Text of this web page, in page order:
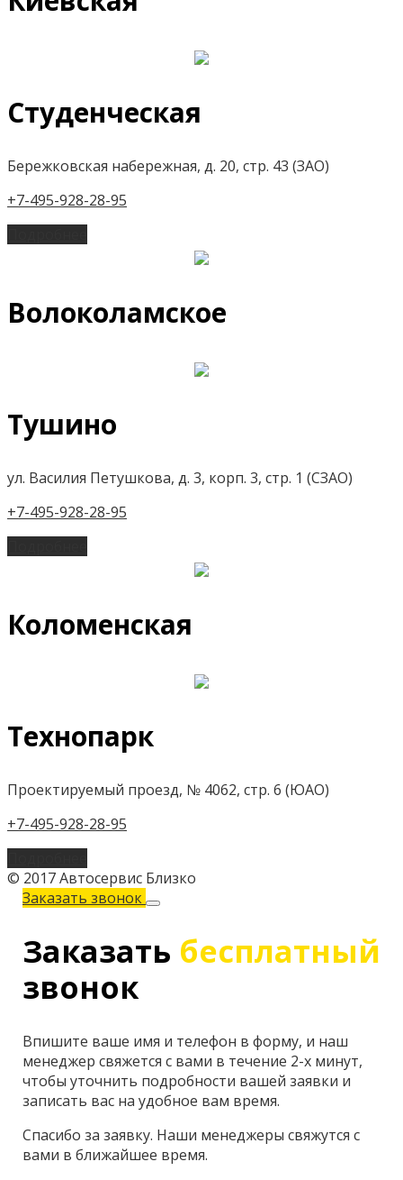
Студенческая
Бережковская набережная, д. 20, стр. 43 (ЗАО)
+7-495-928-28-95
Волоколамское
Тушино
ул. Василия Петушкова, д. 3, корп. 3, стр. 1 (СЗАО)
+7-495-928-28-95
Коломенская
Технопарк
Проектируемый проезд, № 4062, стр. 6 (ЮАО)
+7-495-928-28-95
© 2017 Автосервис Близко
Заказать звонок
Заказать бесплатный
звонок
Впишите ваше имя и телефон в форму, и наш
менеджер свяжется с вами в течение 2-х минут,
чтобы уточнить подробности вашей заявки и
записать вас на удобное вам время.
Спасибо за заявку. Наши менеджеры свяжутся с
вами в ближайшее время.